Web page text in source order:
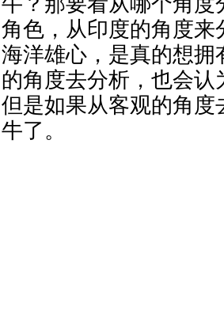
角色，从印度的角度
海洋雄心，是真的想
的角度去分析，也会
但是如果从客观的角
牛了。